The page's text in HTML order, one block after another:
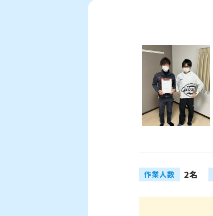
作業人数 2名